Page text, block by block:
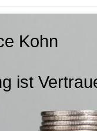
Kohn
ist